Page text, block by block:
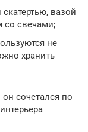
вазой
со свечами;
не
хранить
сочетался по